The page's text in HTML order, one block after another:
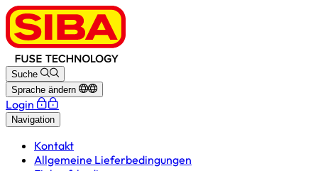
Suche
Sprache ändern
Login
Navigation
Kontakt
Allgemeine Lieferbedingungen